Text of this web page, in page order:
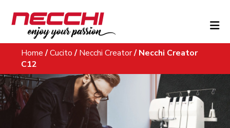
Home /Cucito / Necchi Creator/Necchi Creator
C12